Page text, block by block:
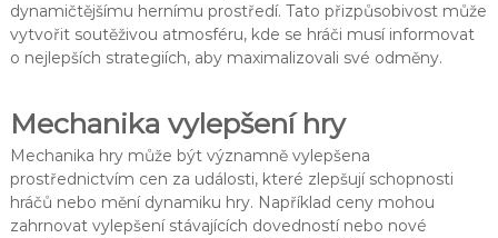
dynamičtějšímu hernímu prostředí. Tato přizpůsobivost může
vytvořit soutěživou atmosféru, kde se hráči musí informovat
o nejlepších strategiích, aby maximalizovali své odměny.
Mechanika vylepšení hry
Mechanika hry může být významně vylepšena
prostřednictvím cen za události, které zlepšují schopnosti
hráčů nebo mění dynamiku hry. Například ceny mohou
zahrnovat vylepšení stávajících dovedností nebo nové